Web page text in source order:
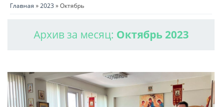
Главная »2023 »Октябрь
Архив за месяц: Октябрь 2023